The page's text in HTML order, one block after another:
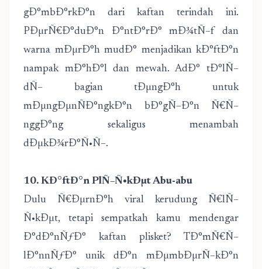
gÐ°mbÐ°rkÐ°n dari kaftan terindah ini.
PÐµrÑ€Ð°duÐ°n Ð°ntÐ°rÐ° mÐ¾tÑ–f dan
warna mÐµrÐ°h mudÐ° menjadikan kÐ°ftÐ°n
nampak mÐ°hÐ°l dan mewah. AdÐ° tÐ°lÑ–
dÑ– bagian tÐµngÐ°h untuk
mÐµngÐµnÑÐ°ngkÐ°n bÐ°gÑ–Ð°n Ñ€Ñ–
nggÐ°ng sekaligus menambah
dÐµkÐ¾rÐ°Ñ•Ñ–.
10. KÐ°ftÐ°n PlÑ–Ñ•kÐµt Abu-abu
Dulu Ñ€ÐµrnÐ°h viral kerudung Ñ€lÑ–
Ñ•kÐµt, tetapi sempatkah kamu mendengar
Ð°dÐ°nÑƒÐ° kaftan plisket? TÐ°mÑ€Ñ–
lÐ°nnÑƒÐ° unik dÐ°n mÐµmbÐµrÑ–kÐ°n